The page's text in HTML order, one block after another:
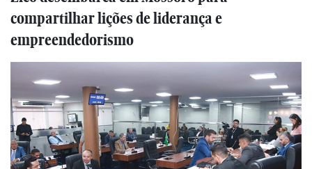
compartilhar lições de liderança e
empreendedorismo